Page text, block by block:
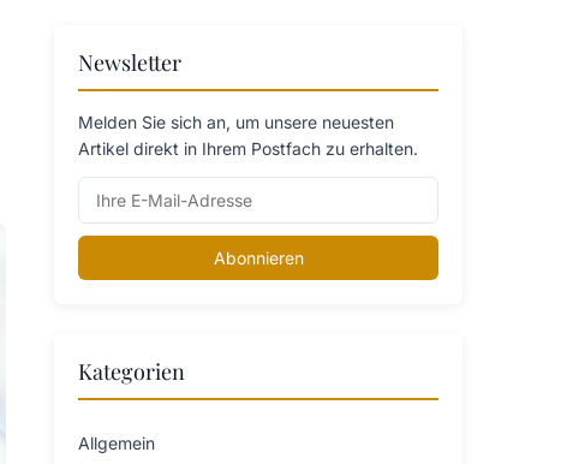
Newsletter
Melden Sie sich an, um unsere neuesten
Artikel direkt in Ihrem Postfach zu erhalten.
Abonnieren
Kategorien
Allgemein